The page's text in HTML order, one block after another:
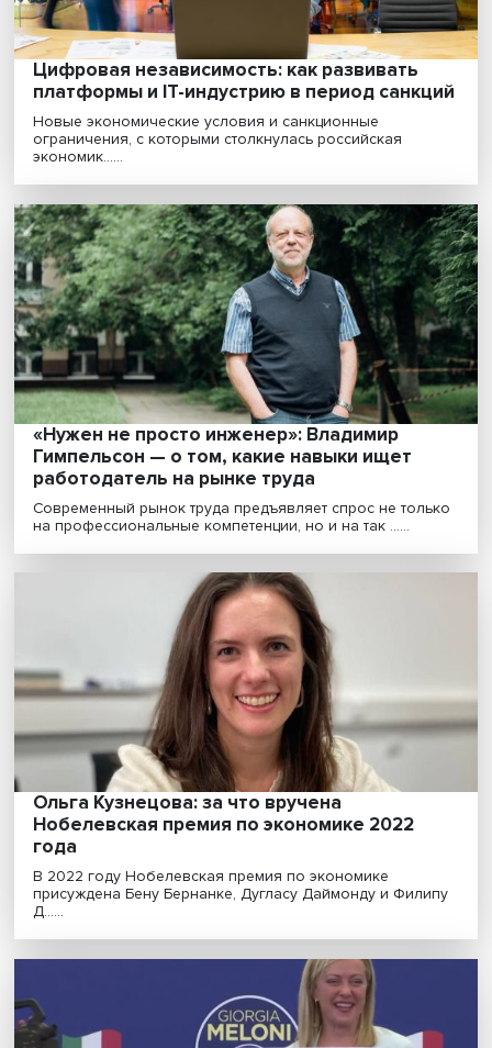
Развлечения и экономия: как
потребительское поведение россиян
адаптируется к новой реальности
Новая социально-экономическая ситуация изменила
покупательское поведение россиян. Сейчас они
Валерий Миронов: как
экономику на внутренний спрос
Госэкономика не приведет Россию к устойчивому
экономическому росту. Даже Китай добился успеха
Татьяна Абанкина: успешные практики
креативной экономики связаны с
новых культурных смыслов